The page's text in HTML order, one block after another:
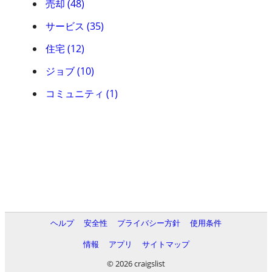
売却 (48)
サービス (35)
住宅 (12)
ジョブ (10)
コミュニティ (1)
ヘルプ 安全性 プライバシー方針
使用条件
情報
アプリ
サイトマップ
© 2026 craigslist